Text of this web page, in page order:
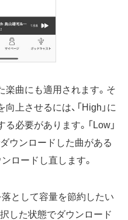
楽曲にも適用されます。そ
上させるには、「High」に
必要があります。「Low」
ウンロードした曲がある
ロードし直します。
として容量を節約したい
択した状態でダウンロード